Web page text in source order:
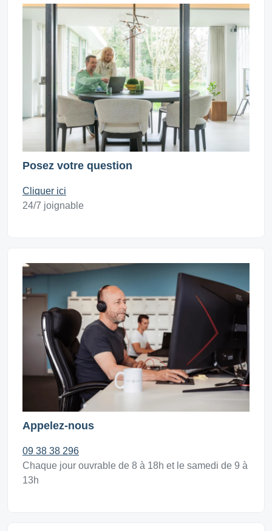
Posez votre question
Cliquer ici
24/7 joignable
Appelez-nous
09 38 38 296
Chaque jour ouvrable de 8 à 18h et le samedi de 9 à
13h